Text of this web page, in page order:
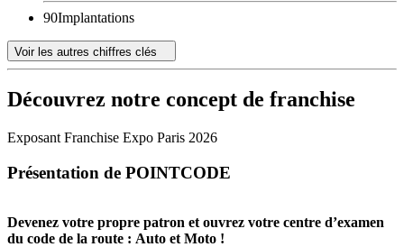
90Implantations
Voir les autres chiffres clés
Découvrez notre concept de franchise
Exposant Franchise Expo Paris 2026
Présentation de POINTCODE
Devenez votre propre patron et ouvrez votre centre d’examen
du code de la route : Auto et Moto !